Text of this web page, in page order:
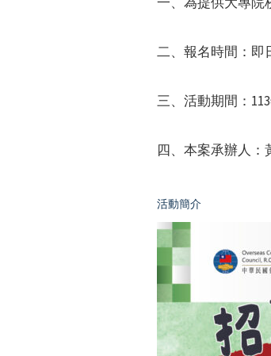
二、報名時間：即
三、活動期間：113
四、本案承辦人：
活動簡介